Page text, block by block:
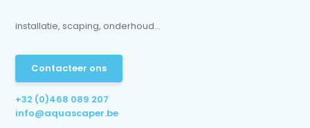
installatie, scaping, onderhoud...
Contacteer ons
+32 (0)468 089 207
info@aquascaper.be